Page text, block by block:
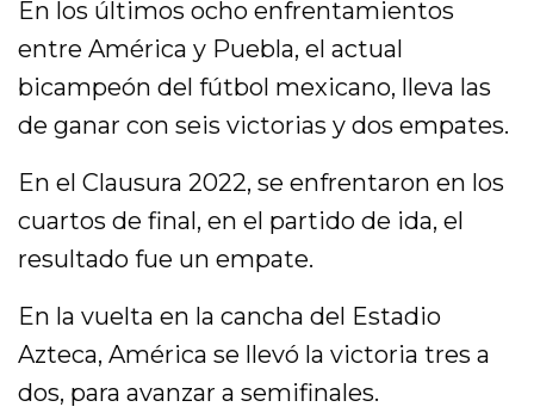
En los últimos ocho enfrentamientos
entre América y Puebla, el actual
bicampeón del fútbol mexicano, lleva las
de ganar con seis victorias y dos empates.
En el Clausura 2022, se enfrentaron en los
cuartos de final, en el partido de ida, el
resultado fue un empate.
En la vuelta en la cancha del Estadio
Azteca, América se llevó la victoria tres a
dos, para avanzar a semifinales.